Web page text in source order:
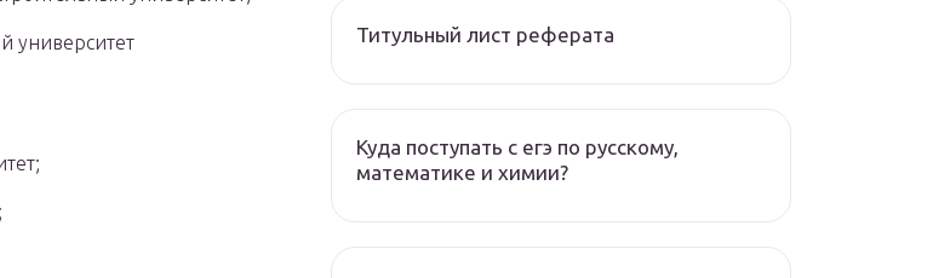
университет
Титульный лист реферата
Куда поступать с егэ по русскому,
математике и химии?